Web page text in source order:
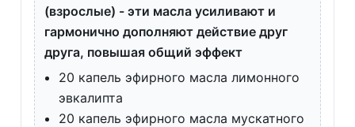
(взрослые) - эти масла усиливают и
гармонично дополняют действие друг
друга, повышая общий эффект
20 капель эфирного масла лимонного
эвкалипта
20 капель эфирного масла мускатного